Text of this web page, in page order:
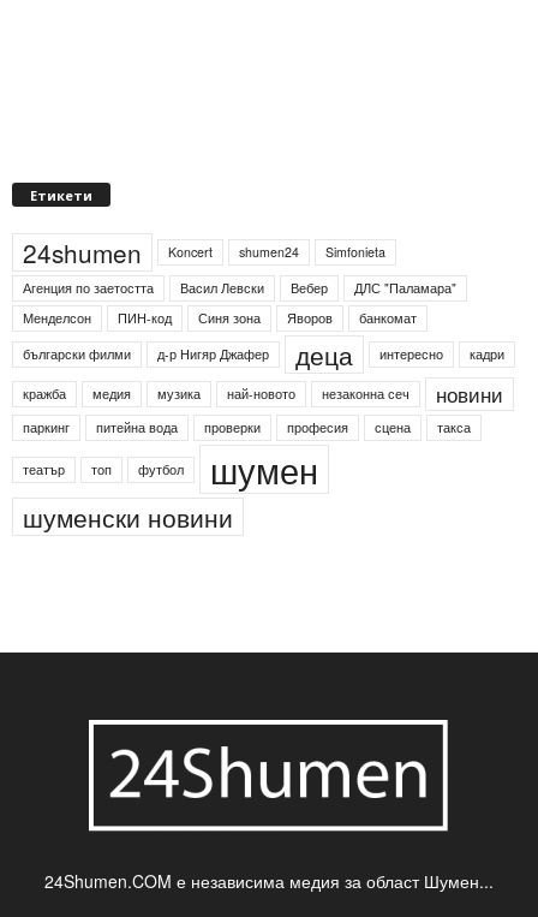
Етикети
24shumen Koncert shumen24
Simfonieta
Агенция по заетостта
Васил Левски Вебер
ДЛС "Паламара"
Менделсон
ПИН-код Синя зона Яворов
банкомат
български филми
д-р Нигяр Джафер деца интересно кадри
кражба медия музика най-новото незаконна сеч новини
паркинг питейна вода проверки професия сцена такса
театър топ футбол шумен
шуменски новини
24Shumen.COM е независима медия за област Шумен...